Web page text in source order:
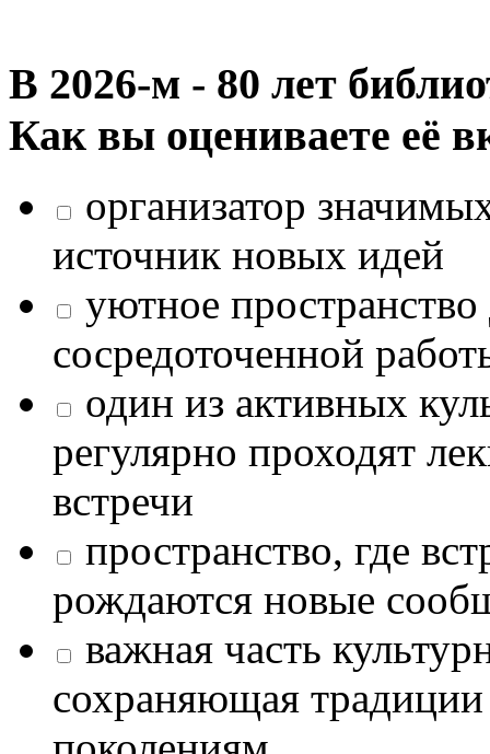
В 2026‑м - 80 лет
Как вы оцениваете её
организатор
источник новых идей
уютное
сосредоточенной
один из активных
регулярно проходят
встречи
пространство, где
рождаются новые
важная часть
сохраняющая